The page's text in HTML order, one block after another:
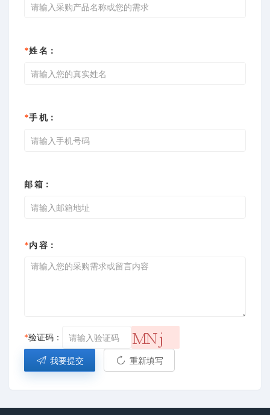
*姓 名：
*手 机：
邮 箱：
*内 容：
*验证码：
我要提交 重新填写